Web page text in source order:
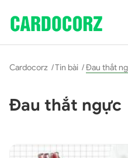
Cardocorz /Tin bài /Đau thắt
Đau thắt ngực